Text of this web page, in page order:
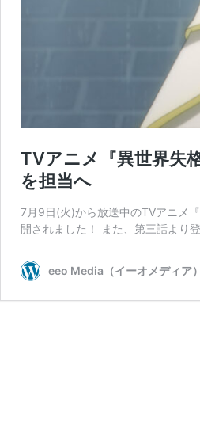
TVアニメ『異世界失
を担当へ
7月9日(火)から放送中のTVアニメ
開されました！ また、第三話より
eeo Media（イーオメディア）